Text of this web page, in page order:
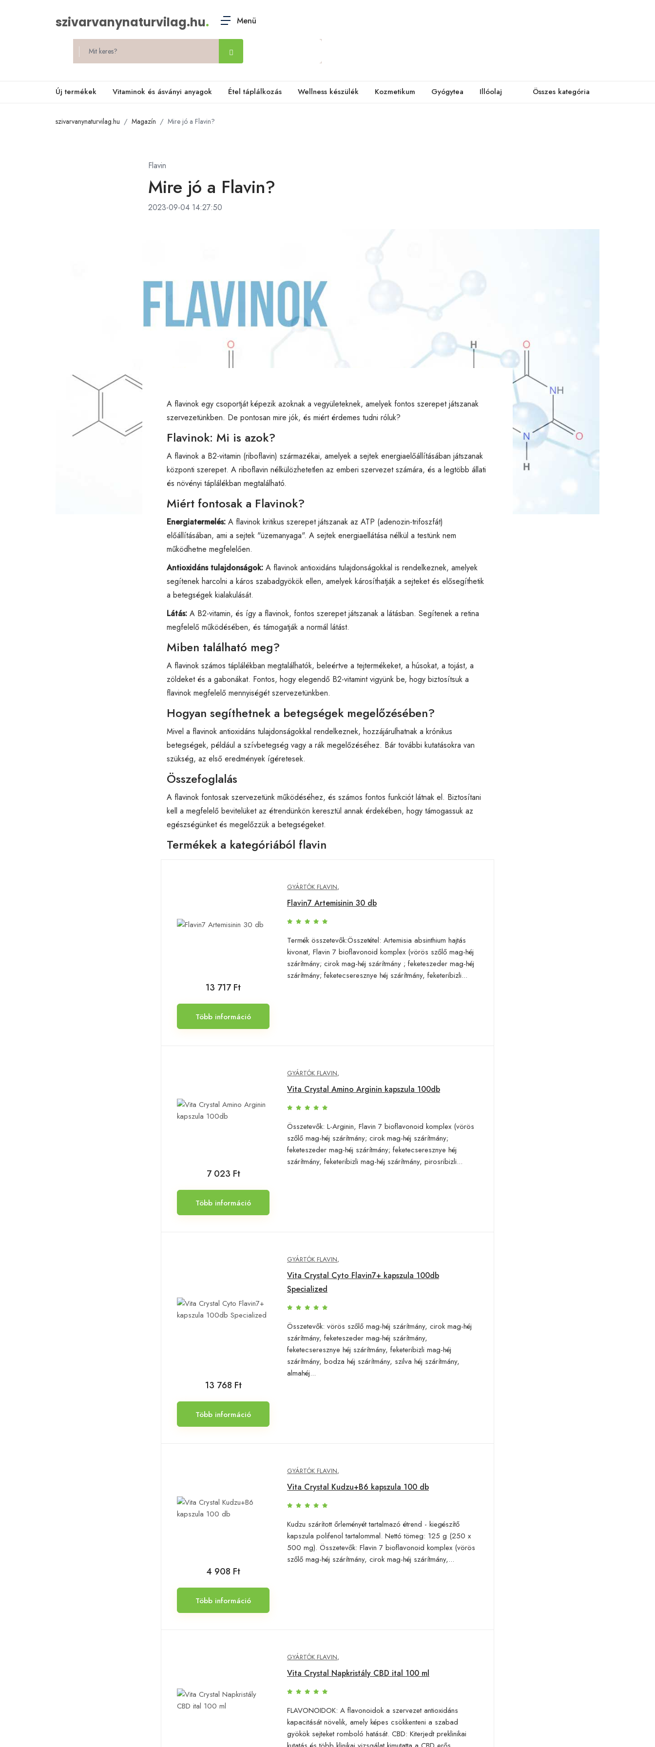
szivarvanynaturvilag.hu. Menü
Új termékek Vitaminok és ásványi anyagok Étel táplálkozás Wellness készülék Kozmetikum Gyógytea Illóolaj Összes kategória
szivarvanynaturvilag.hu Magazín Mire jó a Flavin?
Flavin
Mire jó a Flavin?
2023-09-04 14:27:50
A flavinok egy csoportját képezik azoknak a vegyületeknek, amelyek fontos szerepet játszanak
szervezetünkben. De pontosan mire jók, és miért érdemes tudni róluk?
Flavinok: Mi is azok?
A flavinok a B2-vitamin (riboflavin) származékai, amelyek a sejtek energiaelőállításában játszanak
központi szerepet. A riboflavin nélkülözhetetlen az emberi szervezet számára, és a legtöbb állati
és növényi táplálékban megtalálható.
Miért fontosak a Flavinok?
Energiatermelés: A flavinok kritikus szerepet játszanak az ATP (adenozin-trifoszfát)
előállításában, ami a sejtek "üzemanyaga". A sejtek energiaellátása nélkül a testünk nem
működhetne megfelelően.
Antioxidáns tulajdonságok: A flavinok antioxidáns tulajdonságokkal is rendelkeznek, amelyek
segítenek harcolni a káros szabadgyökök ellen, amelyek károsíthatják a sejteket és elősegíthetik
a betegségek kialakulását.
Látás: A B2-vitamin, és így a flavinok, fontos szerepet játszanak a látásban. Segítenek a retina
megfelelő működésében, és támogatják a normál látást.
Miben található meg?
A flavinok számos táplálékban megtalálhatók, beleértve a tejtermékeket, a húsokat, a tojást, a
zöldeket és a gabonákat. Fontos, hogy elegendő B2-vitamint vigyünk be, hogy biztosítsuk a
flavinok megfelelő mennyiségét szervezetünkben.
Hogyan segíthetnek a betegségek megelőzésében?
Mivel a flavinok antioxidáns tulajdonságokkal rendelkeznek, hozzájárulhatnak a krónikus
betegségek, például a szívbetegség vagy a rák megelőzéséhez. Bár további kutatásokra van
szükség, az első eredmények ígéretesek.
Összefoglalás
A flavinok fontosak szervezetünk működéséhez, és számos fontos funkciót látnak el. Biztosítani
kell a megfelelő bevitelüket az étrendünkön keresztül annak érdekében, hogy támogassuk az
egészségünket és megelőzzük a betegségeket.
Termékek a kategóriából flavin
GYÁRTÓK FLAVIN,
Flavin7 Artemisinin 30 db
Termék összetevők:Összetétel: Artemisia absinthium hajtás
kivonat, Flavin 7 bioflavonoid komplex (vörös szőlő mag-héj
szárítmány; cirok mag-héj szárítmány ; feketeszeder mag-héj
szárítmány; feketecseresznye héj szárítmány, feketeribizli...
13 717 Ft
Több információ
GYÁRTÓK FLAVIN,
Vita Crystal Amino Arginin kapszula 100db
Összetevők: L-Arginin, Flavin 7 bioflavonoid komplex (vörös
szőlő mag-héj szárítmány; cirok mag-héj szárítmány;
feketeszeder mag-héj szárítmány; feketecseresznye héj
szárítmány, feketeribizli mag-héj szárítmány, pirosribizli...
7 023 Ft
Több információ
GYÁRTÓK FLAVIN,
Vita Crystal Cyto Flavin7+ kapszula 100db
Specialized
Összetevők: vörös szőlő mag-héj szárítmány, cirok mag-héj
szárítmány, feketeszeder mag-héj szárítmány,
feketecseresznye héj szárítmány, feketeribizli mag-héj
szárítmány, bodza héj szárítmány, szilva héj szárítmány,
almahéj...
13 768 Ft
Több információ
GYÁRTÓK FLAVIN,
Vita Crystal Kudzu+B6 kapszula 100 db
Kudzu szárított őrleményét tartalmazó étrend - kiegészítő
kapszula polifenol tartalommal. Nettó tömeg: 125 g (250 x
500 mg). Összetevők: Flavin 7 bioflavonoid komplex (vörös
szőlő mag-héj szárítmány, cirok mag-héj szárítmány,...
4 908 Ft
Több információ
GYÁRTÓK FLAVIN,
Vita Crystal Napkristály CBD ital 100 ml
FLAVONOIDOK: A flavonoidok a szervezet antioxidáns
kapacitását növelik, amely képes csökkenteni a szabad
gyökök sejteket romboló hatását. CBD: Kiterjedt preklinikai